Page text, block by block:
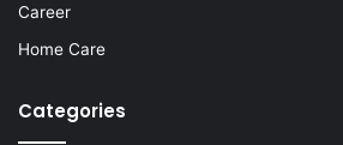
Career
Home Care
Categories